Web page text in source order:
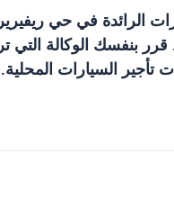
الرائدة في حي
بنفسك الوكالة التي
السيارات المحلية.